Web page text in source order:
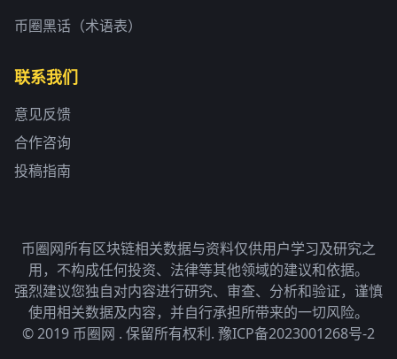
币圈黑话（术语表）
联系我们
意见反馈
合作咨询
投稿指南
币圈网所有区块链相关数据与资料仅供用户学习及研究之
用，不构成任何投资、法律等其他领域的建议和依据。
强烈建议您独自对内容进行研究、审查、分析和验证，谨慎
使用相关数据及内容，并自行承担所带来的一切风险。
© 2019 币圈网 . 保留所有权利. 豫ICP备2023001268号-2